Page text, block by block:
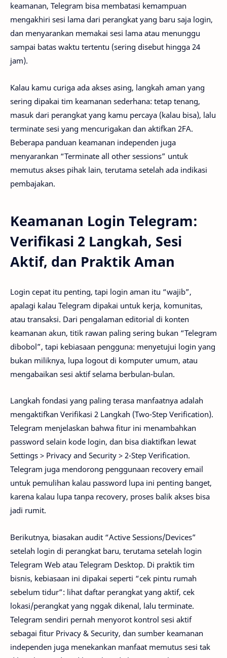
keamanan, Telegram bisa membatasi kemampuan
mengakhiri sesi lama dari perangkat yang baru saja login,
dan menyarankan memakai sesi lama atau menunggu
sampai batas waktu tertentu (sering disebut hingga 24
jam).
Kalau kamu curiga ada akses asing, langkah aman yang
sering dipakai tim keamanan sederhana: tetap tenang,
masuk dari perangkat yang kamu percaya (kalau bisa), lalu
terminate sesi yang mencurigakan dan aktifkan 2FA.
Beberapa panduan keamanan independen juga
menyarankan “Terminate all other sessions” untuk
memutus akses pihak lain, terutama setelah ada indikasi
pembajakan.
Keamanan Login Telegram:
Verifikasi 2 Langkah, Sesi
Aktif, dan Praktik Aman
Login cepat itu penting, tapi login aman itu “wajib”,
apalagi kalau Telegram dipakai untuk kerja, komunitas,
atau transaksi. Dari pengalaman editorial di konten
keamanan akun, titik rawan paling sering bukan “Telegram
dibobol”, tapi kebiasaan pengguna: menyetujui login yang
bukan miliknya, lupa logout di komputer umum, atau
mengabaikan sesi aktif selama berbulan-bulan.
Langkah fondasi yang paling terasa manfaatnya adalah
mengaktifkan Verifikasi 2 Langkah (Two-Step Verification).
Telegram menjelaskan bahwa fitur ini menambahkan
password selain kode login, dan bisa diaktifkan lewat
Settings > Privacy and Security > 2-Step Verification.
Telegram juga mendorong penggunaan recovery email
untuk pemulihan kalau password lupa ini penting banget,
karena kalau lupa tanpa recovery, proses balik akses bisa
jadi rumit.
Berikutnya, biasakan audit “Active Sessions/Devices”
setelah login di perangkat baru, terutama setelah login
Telegram Web atau Telegram Desktop. Di praktik tim
bisnis, kebiasaan ini dipakai seperti “cek pintu rumah
sebelum tidur”: lihat daftar perangkat yang aktif, cek
lokasi/perangkat yang nggak dikenal, lalu terminate.
Telegram sendiri pernah menyorot kontrol sesi aktif
sebagai fitur Privacy & Security, dan sumber keamanan
independen juga menekankan manfaat memutus sesi tak